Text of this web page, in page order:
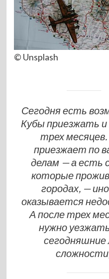
© Unsplash
Сегодня есть
Кубы приезжать
трех
приезжает по
делам — а есть
которые
городах, —
оказывается
А после трех
нужно
сегодняшние